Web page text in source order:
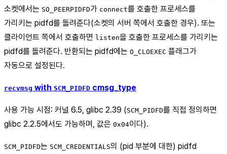
소켓에서는 SO_PEERPIDFD가 connect를 호출한 프로세스를
가리키는 pidfd를 돌려준다(소켓의 서버 쪽에서 호출한 경우). 또는
클라이언트 쪽에서 호출하면 listen을 호출한 프로세스를 가리키는
pidfd를 돌려준다. 반환되는 pidfd에는 O_CLOEXEC 플래그가
자동으로 설정된다.
recvmsg with SCM_PIDFD cmsg_type
사용 가능 시점: 커널 6.5, glibc 2.39 (SCM_PIDFD를 직접 정의하면
glibc 2.2.5에서도 가능하며, 값은 0x04이다).
SCM_PIDFD는 SCM_CREDENTIALS의 (pid 부분에 대한) pidfd